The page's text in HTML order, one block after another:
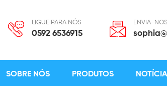
LIGUE PARA NÓS
0592 6536915
ENVIA-
SOBRE NÓS PRODUTOS NOTÍCIA